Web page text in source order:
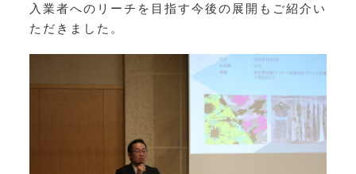
入業者へのリーチを目指す今後の展開もご紹介い
ただきました。